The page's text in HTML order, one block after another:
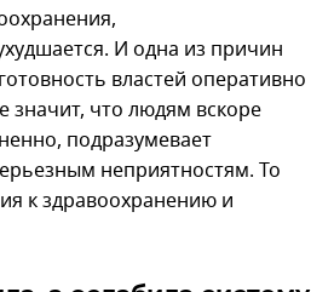
И одна из причин
властей оперативно
значит, что людям вскоре
подразумевает
неприятностям. То
к здравоохранению и